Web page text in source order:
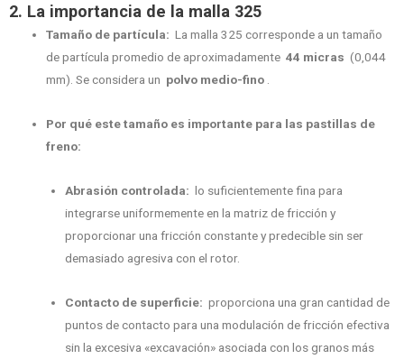
2. La importancia de la malla 325
Tamaño de partícula: La malla 325 corresponde a un tamaño
de partícula promedio de aproximadamente44 micras (0,044
mm). Se considera un polvo medio-fino
Por qué este tamaño es importante para las pastillas de
freno:
Abrasión controlada: lo suficientemente fina para
integrarse uniformemente en la matriz de fricción y
proporcionar una fricción constante y predecible sin ser
demasiado agresiva con el rotor.
Contacto de superficie: proporciona una gran cantidad de
puntos de contacto para una modulación de fricción efectiva
sin la excesiva «excavación» asociada con los granos más